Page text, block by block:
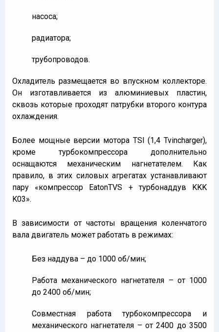
насоса;
радиатора;
трубопроводов.
Охладитель размещается во впускном коллекторе.
Он изготавливается из алюминиевых пластин,
сквозь которые проходят патрубки второго контура
охлаждения.
Более мощные версии мотора TSI (1,4 Tvincharger),
кроме турбокомпрессора дополнительно
оснащаются механическим нагнетателем. Как
правило, в этих силовых агрегатах устанавливают
пару «компрессор EatonTVS + турбонаддув KKK
K03».
В зависимости от частоты вращения коленчатого
вала двигатель может работать в режимах:
Без наддува – до 1000 об/мин;
Работа механического нагнетателя – от 1000
до 2400 об/мин;
Совместная работа турбокомпрессора и
механического нагнетателя – от 2400 до 3500